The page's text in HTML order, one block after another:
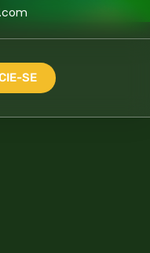
SE